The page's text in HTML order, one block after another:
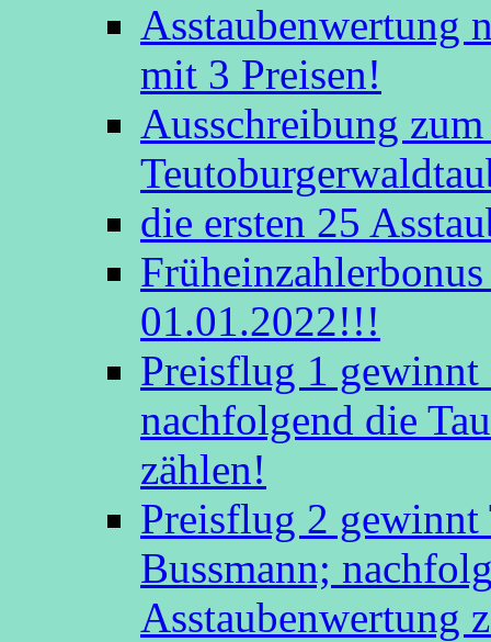
Asstaubenwertung
mit 3 Preisen!
Ausschreibung
die ersten 25
01.01.2022!!!
Preisflug 1 gewinnt
nachfolgend die
zählen!
Preisflug 2 gewinnt
Bussmann;
Asstaubenwertung